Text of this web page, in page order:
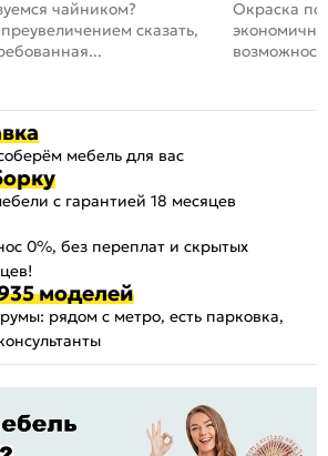
чайником?
сказать,
Окраска
мебель для вас
с гарантией 18 месяцев
0%, без переплат и скрытых
моделей
рядом с метро, есть парковка,